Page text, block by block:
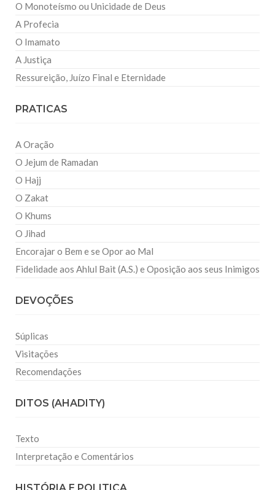
O Monoteísmo ou Unicidade de Deus
A Profecia
O Imamato
A Justiça
Ressureição, Juízo Final e Eternidade
PRATICAS
A Oração
O Jejum de Ramadan
O Hajj
O Zakat
O Khums
O Jihad
Encorajar o Bem e se Opor ao Mal
Fidelidade aos Ahlul Bait (A.S.) e Oposição aos seus Inimigos
DEVOÇÕES
Súplicas
Visitações
Recomendações
DITOS (AHADITY)
Texto
Interpretação e Comentários